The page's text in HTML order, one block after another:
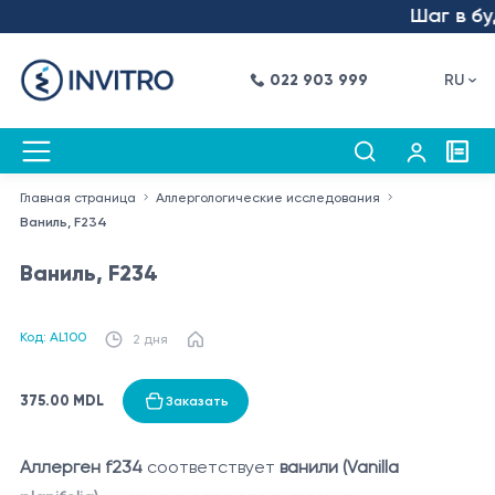
Шаг в
022 903 999 RU
Главная страница
Аллергологические исследования
Ваниль, F234
Ваниль, F234
Код: AL100 2 дня
375.00 MDL Заказать
Аллерген f234соответствует ванили (Vanilla